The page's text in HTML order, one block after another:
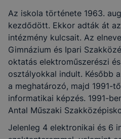
Az iskola története 1963.
kezdődött. Ekkor adták át
intézmény kulcsait. Az
Gimnázium és Ipari
oktatás elektroműszerészi
osztályokkal indult. Később
a meghatározó, majd 1991-
informatikai képzés. 1991-
Antal Műszaki
Jelenleg 4 elektronikai és 6